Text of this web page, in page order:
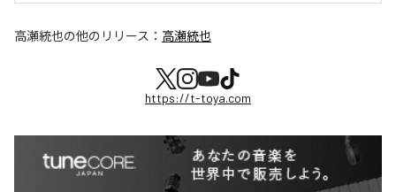
高瀬統也の他のリリース： 高瀬統也
https://t-toya.com